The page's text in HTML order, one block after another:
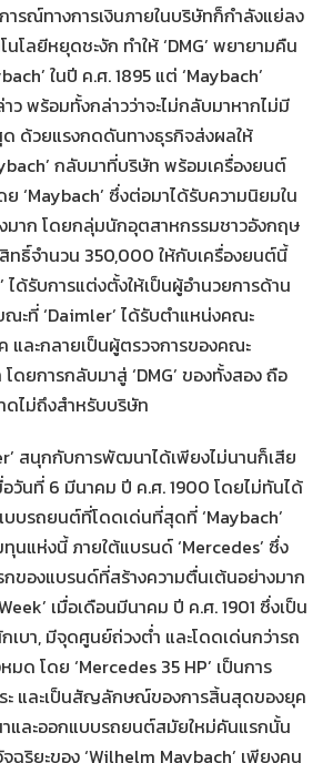
รณ์ทางการเงินภายในบริษัทก็กำลังแย่ลง
โลยีหยุดชะงัก ทำให้ ‘DMG’ พยายามคืน
ในปี ค.ศ. 1895 แต่ ‘Maybach’
ว พร้อมทั้งกล่าวว่าจะไม่กลับมาหากไม่มี
ด ด้วยแรงกดดันทางธุรกิจส่งผลให้
กลับมาที่บริษัท พร้อมเครื่องยนต์
ย ‘Maybach’ ซึ่งต่อมาได้รับความนิยมใน
งมาก โดยกลุ่มนักอุตสาหกรรมชาวอังกฤษ
ทธิ์จำนวน 350,000 ให้กับเครื่องยนต์นี้
ได้รับการแต่งตั้งให้เป็นผู้อำนวยการด้าน
ณะที่ ‘Daimler’ ได้รับตำแหน่งคณะ
และกลายเป็นผู้ตรวจการของคณะ
ดยการกลับมาสู่ ‘DMG’ ของทั้งสอง ถือ
ดไม่ถึงสำหรับบริษัท
สนุกกับการพัฒนาได้เพียงไม่นานก็เสีย
อวันที่ 6 มีนาคม ปี ค.ศ. 1900 โดยไม่ทันได้
บบรถยนต์ที่โดดเด่นที่สุดที่ ‘Maybach’
นแห่งนี้ ภายใต้แบรนด์ ‘Mercedes’ ซึ่ง
ของแบรนด์ที่สร้างความตื่นเต้นอย่างมาก
เมื่อเดือนมีนาคม ปี ค.ศ. 1901 ซึ่งเป็น
เบา, มีจุดศูนย์ถ่วงต่ำ และโดดเด่นกว่ารถ
ด โดย ‘Mercedes 35 HP’ เป็นการ
และเป็นสัญลักษณ์ของการสิ้นสุดของยุค
และออกแบบรถยนต์สมัยใหม่คันแรกนั้น
ฉริยะของ ‘Wilhelm Maybach’ เพียงคน